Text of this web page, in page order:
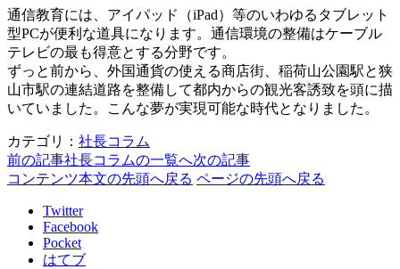
通信教育には、アイパッド（iPad）等のいわゆるタブレット
型PCが便利な道具になります。通信環境の整備はケーブル
テレビの最も得意とする分野です。
ずっと前から、外国通貨の使える商店街、稲荷山公園駅と狭
山市駅の連結道路を整備して都内からの観光客誘致を頭に描
いていました。こんな夢が実現可能な時代となりました。
カテゴリ： 社長コラム
前の記事社長コラムの一覧へ次の記事
コンテンツ本文の先頭へ戻る ページの先頭へ戻る
Twitter
Facebook
Pocket
はてブ